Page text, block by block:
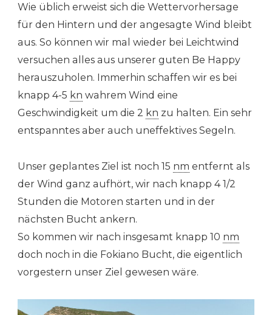
Wie üblich erweist sich die Wettervorhersage
für den Hintern und der angesagte Wind bleibt
aus. So können wir mal wieder bei Leichtwind
versuchen alles aus unserer guten Be Happy
herauszuholen. Immerhin schaffen wir es bei
knapp 4-5 kn wahrem Wind eine
Geschwindigkeit um die 2 kn zu halten. Ein sehr
entspanntes aber auch uneffektives Segeln.
Unser geplantes Ziel ist noch 15 nm entfernt als
der Wind ganz aufhört, wir nach knapp 4 1/2
Stunden die Motoren starten und in der
nächsten Bucht ankern.
So kommen wir nach insgesamt knapp 10 nm
doch noch in die Fokiano Bucht, die eigentlich
vorgestern unser Ziel gewesen wäre.